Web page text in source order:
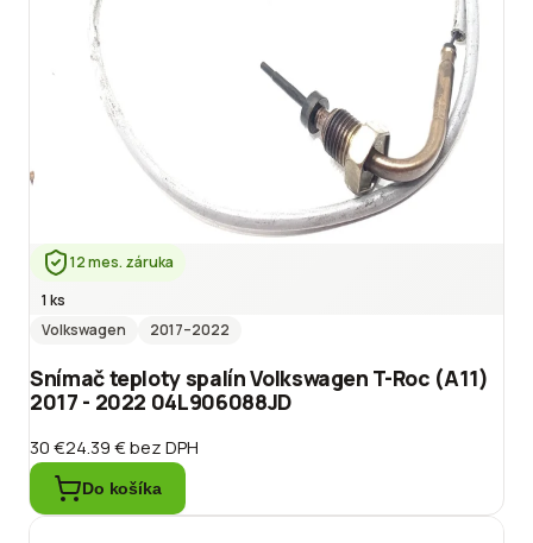
12 mes. záruka
1 ks
Volkswagen
2017–2022
Snímač teploty spalín Volkswagen T-Roc (A11)
2017 - 2022 04L906088JD
30 €24.39 €bez DPH
Do košíka